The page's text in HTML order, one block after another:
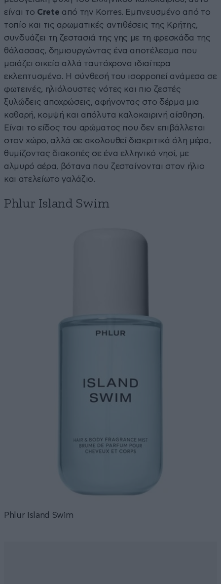
είναι το Crete από την Korres. Εμπνευσμένο από το
τοπίο και τις αρωματικές αντιθέσεις της Κρήτης,
συνδυάζει τη ζεστασιά της γης με τη φρεσκάδα της
θάλασσας, δημιουργώντας ένα αποτέλεσμα που
μοιάζει οικείο αλλά ταυτόχρονα ιδιαίτερα
εκλεπτυσμένο. Η σύνθεσή του ισορροπεί ανάμεσα σε
φωτεινές, ηλιόλουστες νότες και πιο ζεστές
ξυλώδεις αποχρώσεις, αφήνοντας στο δέρμα μια
καθαρή, κομψή και απόλυτα καλοκαιρινή αίσθηση.
Είναι το είδος του αρώματος που δεν επιβάλλεται
στον χώρο, αλλά σε ακολουθεί διακριτικά όλη μέρα,
θυμίζοντας διακοπές σε ένα ελληνικό νησί, με
αλμυρό αέρα, βότανα που ζεσταίνονται στον ήλιο
και ατελείωτο γαλάζιο.
Phlur Island Swim
Phlur Island Swim